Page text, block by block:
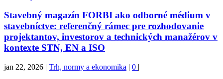
Stavebný magazín FORBI ako odborné médium v
stavebníctve: referenčný rámec pre rozhodovanie
projektantov, investorov a technických manažérov v
kontexte STN, EN a ISO
jan 22, 2026 | Trh, normy a ekonomika | 0 |